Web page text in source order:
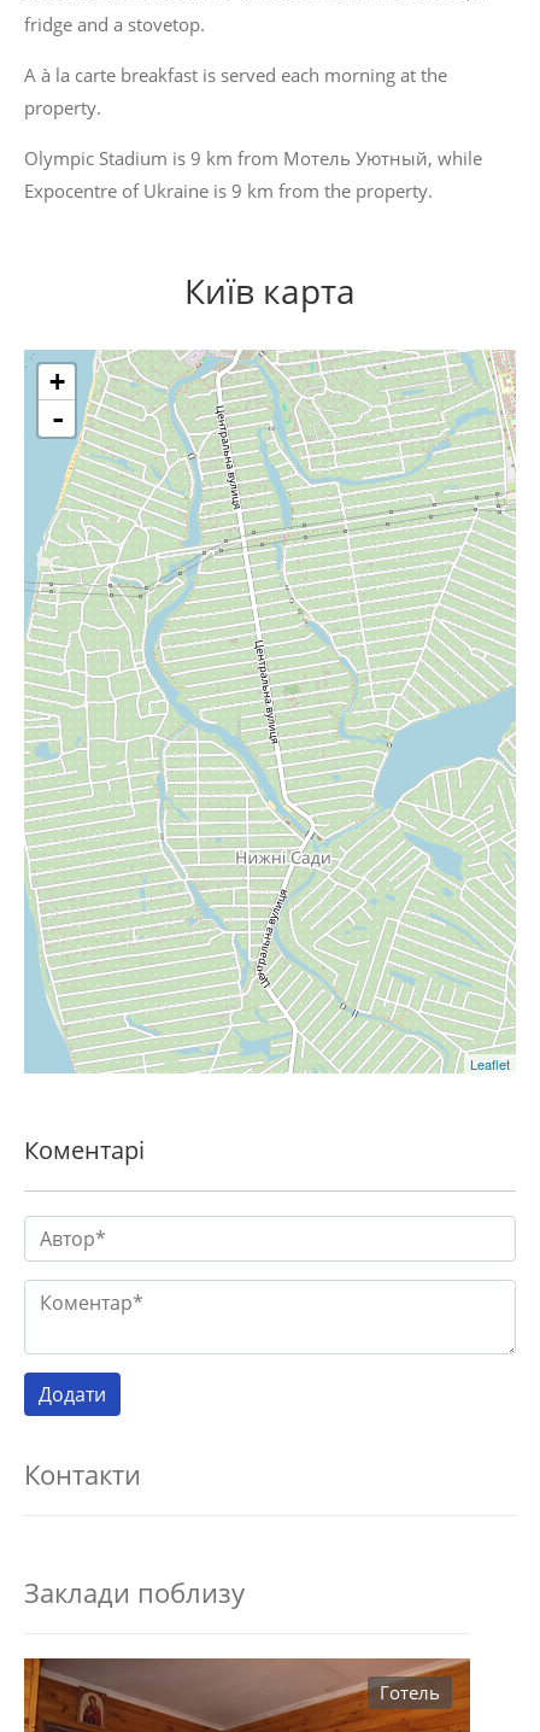
fridge and a stovetop.
A à la carte breakfast is served each morning at the
property.
Olympic Stadium is 9 km from Мотель Уютный, while
Expocentre of Ukraine is 9 km from the property.
Київ карта
+
-
Leaflet
Коментарі
Контакти
Заклади поблизу
Готель